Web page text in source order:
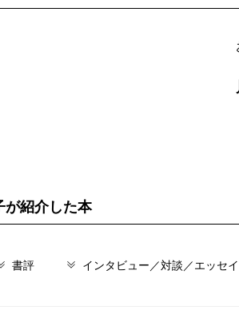
が紹介した本
書評 インタビュー／対談／エッセイ